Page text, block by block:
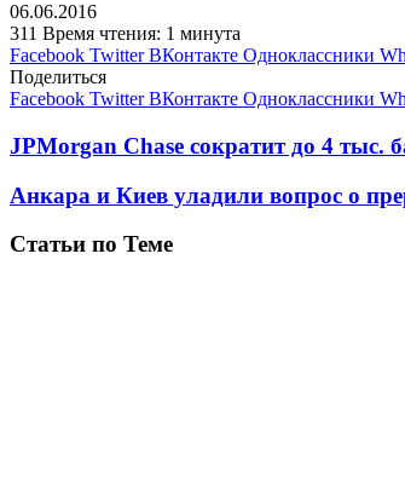
06.06.2016
311 Время чтения: 1 минута
Facebook Twitter ВКонтакте Одноклассники
Поделиться
Facebook Twitter ВКонтакте Одноклассники
JPMorgan Chase сократит до 4 тыс.
Анкара и Киев уладили вопрос о
Статьи по Теме